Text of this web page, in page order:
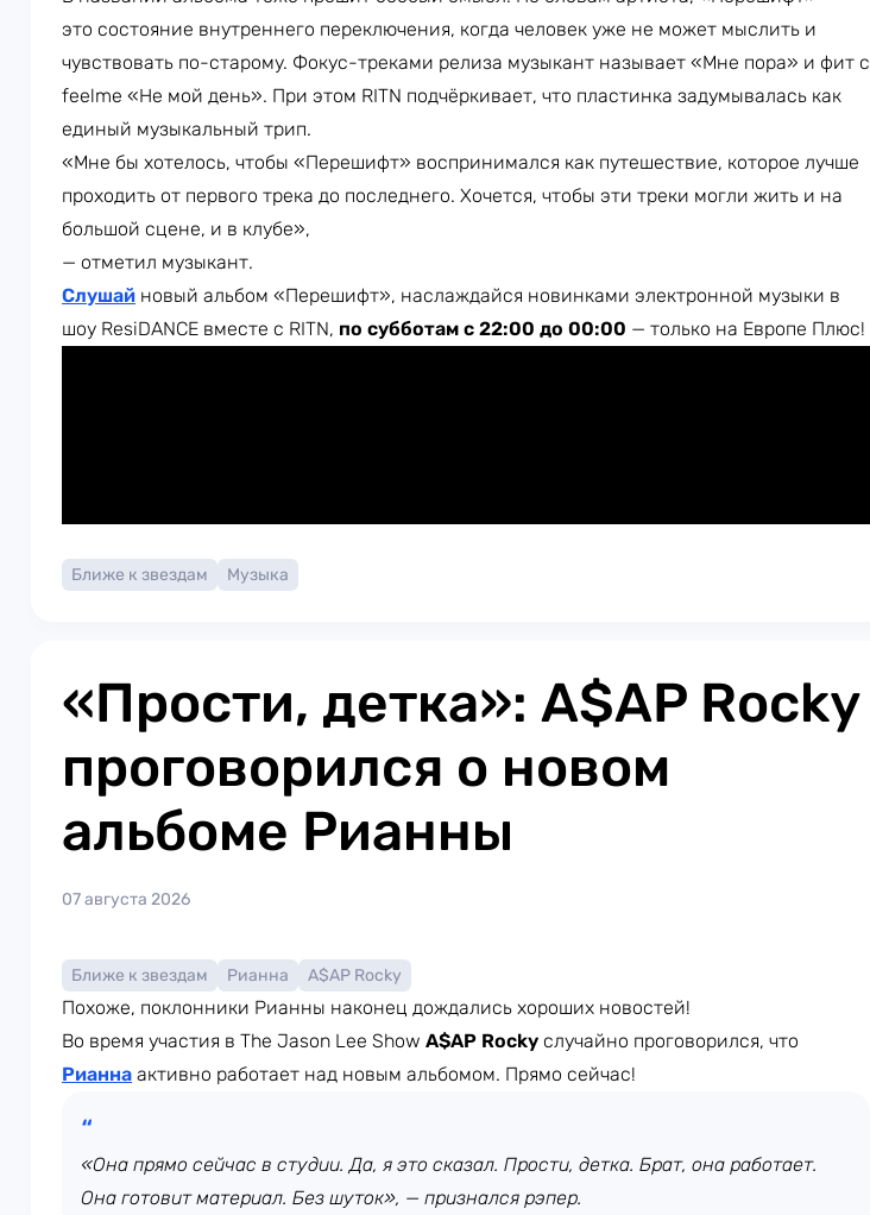
это состояние внутреннего переключения, когда человек уже не может мыслить и
чувствовать по-старому. Фокус-треками релиза музыкант называет «Мне пора» и фит с
feelme «Не мой день». При этом RITN подчёркивает, что пластинка задумывалась как
единый музыкальный трип.
«Мне бы хотелось, чтобы «Перешифт» воспринимался как путешествие, которое лучше
проходить от первого трека до последнего. Хочется, чтобы эти треки могли жить и на
большой сцене, и в клубе»,
— отметил музыкант.
Слушай новый альбом «Перешифт», наслаждайся новинками электронной музыки в
шоу ResiDANCE вместе с RITN, по субботам с 22:00 до 00:00 — только на Европе Плюс!​
Ближе к звездам Музыка
«Прости, детка»: A$AP Rocky
проговорился о новом
альбоме Рианны
07 августа 2026
Ближе к звездам Рианна A$AP Rocky
Похоже, поклонники Рианны наконец дождались хороших новостей!
Во время участия в The Jason Lee Show A$AP Rocky случайно проговорился, что
Рианна активно работает над новым альбомом. Прямо сейчас!
«Она прямо сейчас в студии. Да, я это сказал. Прости, детка. Брат, она работает.
Она готовит материал. Без шуток», — признался рэпер.